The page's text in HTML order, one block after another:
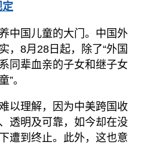
定
中国儿童的大门。中国外
，8月28日起，除了“外国
同辈血亲的子女和继子女
”。
以理解，因为中美跨国收
透明及可靠，如今却在没
遭到终止。此外，这也意